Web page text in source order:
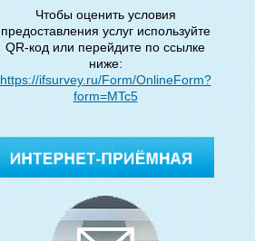
Чтобы оценить условия
предоставления услуг используйте
QR-код или перейдите по ссылке
ниже:
https://ifsurvey.ru/Form/OnlineForm?
form=MTc5